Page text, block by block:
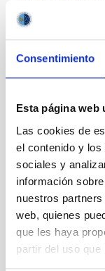
Consentimiento
Esta página web
Las cookies de
el contenido y
sociales y
información
nuestros
web, quienes
que les haya
partir del uso
también aquí en el
haciendo fotos a
jardín,
Su fallecimiento
Que descanse en
Submitted by
04/11/2025 -
Con tristeza
Querido Paco,
escribo esta nota
agradecimiento
y los científicos del